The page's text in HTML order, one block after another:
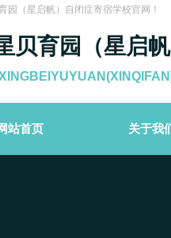
贝育园（星启
园（星启帆）自闭症寄宿学校官网！
站首页 关于我